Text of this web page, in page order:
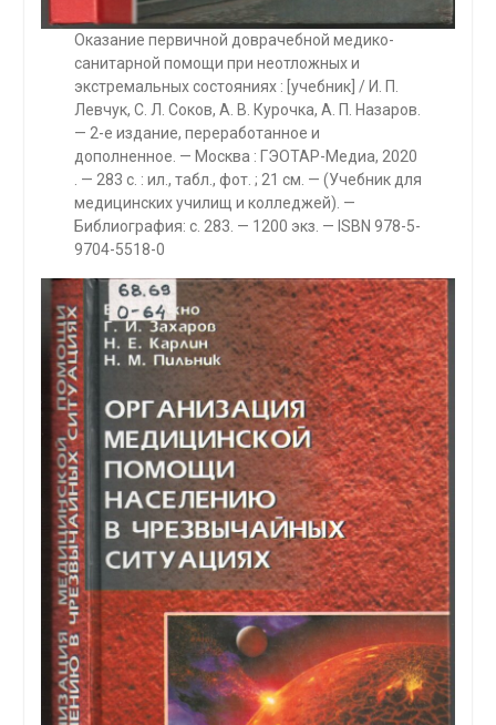
Оказание первичной доврачебной медико-
санитарной помощи при неотложных и
экстремальных состояниях : [учебник] / И. П.
Левчук, С. Л. Соков, А. В. Курочка, А. П. Назаров.
— 2-е издание, переработанное и
дополненное. — Москва : ГЭОТАР-Медиа, 2020
. — 283 с. : ил., табл., фот. ; 21 см. — (Учебник для
медицинских училищ и колледжей). —
Библиография: с. 283. — 1200 экз. — ISBN 978-5-
9704-5518-0